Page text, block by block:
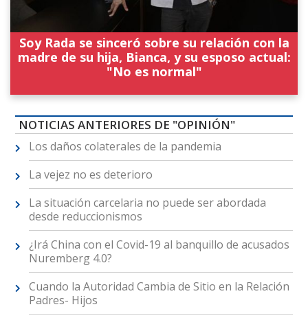
Soy Rada se sinceró sobre su relación con la
madre de su hija, Bianca, y su esposo actual:
"No es normal"
NOTICIAS ANTERIORES DE "OPINIÓN"
Los daños colaterales de la pandemia
La vejez no es deterioro
La situación carcelaria no puede ser abordada
desde reduccionismos
¿Irá China con el Covid-19 al banquillo de acusados
Nuremberg 4.0?
Cuando la Autoridad Cambia de Sitio en la Relación
Padres- Hijos